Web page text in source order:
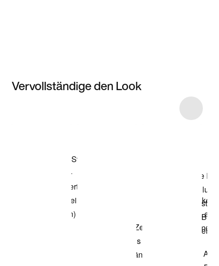
Vervollständige den Look